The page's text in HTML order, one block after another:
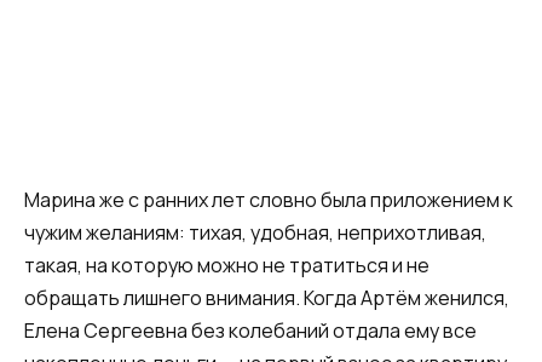
Марина же с ранних лет словно была приложением к
чужим желаниям: тихая, удобная, неприхотливая,
такая, на которую можно не тратиться и не
обращать лишнего внимания. Когда Артём женился,
Елена Сергеевна без колебаний отдала ему все